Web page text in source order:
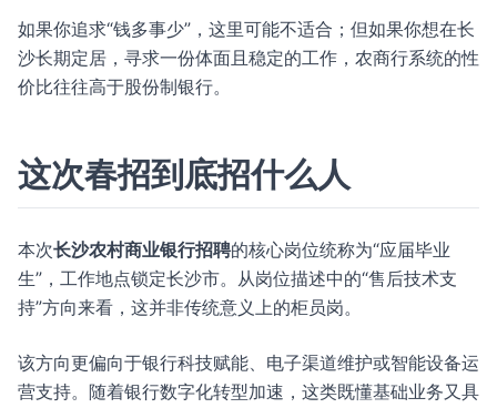
如果你追求“钱多事少”，这里可能不适合；但如果你想在长
沙长期定居，寻求一份体面且稳定的工作，农商行系统的性
价比往往高于股份制银行。
这次春招到底招什么人
本次长沙农村商业银行招聘的核心岗位统称为“应届毕业
生”，工作地点锁定长沙市。从岗位描述中的“售后技术支
持”方向来看，这并非传统意义上的柜员岗。
该方向更偏向于银行科技赋能、电子渠道维护或智能设备运
营支持。随着银行数字化转型加速，这类既懂基础业务又具